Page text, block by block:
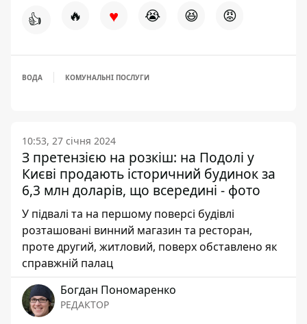
👍 🔥 ♥ 😭 😆 😡
ВОДА КОМУНАЛЬНІ ПОСЛУГИ
10:53, 27 січня 2024
З претензією на розкіш: на Подолі у
Києві продають історичний будинок за
6,3 млн доларів, що всередині - фото
У підвалі та на першому поверсі будівлі
розташовані винний магазин та ресторан,
проте другий, житловий, поверх обставлено як
справжній палац
Богдан Пономаренко
РЕДАКТОР